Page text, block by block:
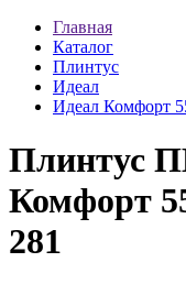
Главная
Каталог
Плинтус
Идеал
Идеал Комфорт
Плинтус
Комфорт
281